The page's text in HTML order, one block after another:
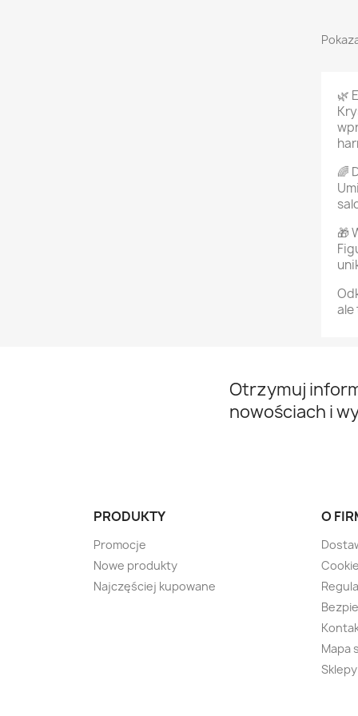
🌿
🌈
🎁
ale
Otrzymuj
nowościach i
PRODUKTY
Promocje
Nowe produkty
Najczęściej kupowane
O
Mapa
Sklepy